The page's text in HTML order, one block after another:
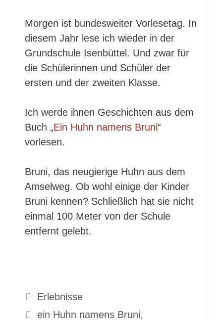
Morgen ist bundesweiter Vorlesetag. In
diesem Jahr lese ich wieder in der
Grundschule Isenbüttel. Und zwar für
die Schülerinnen und Schüler der
ersten und der zweiten Klasse.
Ich werde ihnen Geschichten aus dem
Buch „Ein Huhn namens Bruni“
vorlesen.
Bruni, das neugierige Huhn aus dem
Amselweg. Ob wohl einige der Kinder
Bruni kennen? Schließlich hat sie nicht
einmal 100 Meter von der Schule
entfernt gelebt.
Kategorien
Erlebnisse
Schlagwörter
ein Huhn namens Bruni,